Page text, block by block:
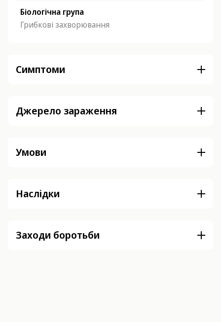
Біологічна група
Грибкові захворювання
Симптоми
Джерело зараження
Умови
Наслідки
Заходи боротьби